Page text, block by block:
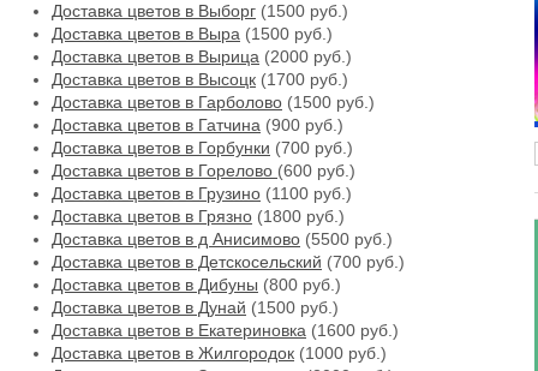
Доставка цветов в Выборг (1500 руб.)
Доставка цветов в Выра (1500 руб.)
Доставка цветов в Вырица (2000 руб.)
Доставка цветов в Высоцк (1700 руб.)
Доставка цветов в Гарболово (1500 руб.)
Доставка цветов в Гатчина (900 руб.)
Доставка цветов в Горбунки (700 руб.)
Доставка цветов в Горелово (600 руб.)
Доставка цветов в Грузино (1100 руб.)
Доставка цветов в Грязно (1800 руб.)
Доставка цветов в д Анисимово (5500 руб.)
Доставка цветов в Детскосельский (700 руб.)
Доставка цветов в Дибуны (800 руб.)
Доставка цветов в Дунай (1500 руб.)
Доставка цветов в Екатериновка (1600 руб.)
Доставка цветов в Жилгородок (1000 руб.)